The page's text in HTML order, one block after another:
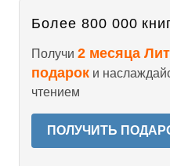
Более 800 000
Получи 2 месяца
подарок и
чтением
ПОЛУЧИТЬ